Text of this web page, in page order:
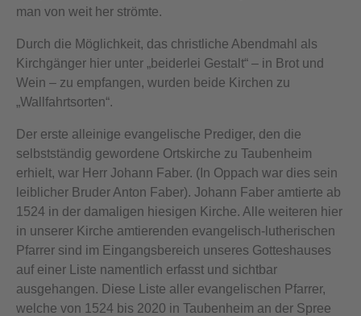
man von weit her strömte.
Durch die Möglichkeit, das christliche Abendmahl als
Kirchgänger hier unter „beiderlei Gestalt“ – in Brot und
Wein – zu empfangen, wurden beide Kirchen zu
„Wallfahrtsorten“.
Der erste alleinige evangelische Prediger, den die
selbstständig gewordene Ortskirche zu Taubenheim
erhielt, war Herr Johann Faber. (In Oppach war dies sein
leiblicher Bruder Anton Faber). Johann Faber amtierte ab
1524 in der damaligen hiesigen Kirche. Alle weiteren hier
in unserer Kirche amtierenden evangelisch-lutherischen
Pfarrer sind im Eingangsbereich unseres Gotteshauses
auf einer Liste namentlich erfasst und sichtbar
ausgehangen. Diese Liste aller evangelischen Pfarrer,
welche von 1524 bis 2020 in Taubenheim an der Spree